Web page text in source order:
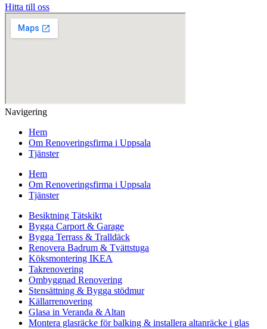
Hitta till oss
Navigering
Hem
Om Renoveringsfirma i Uppsala
Tjänster
Hem
Om Renoveringsfirma i Uppsala
Tjänster
Besiktning Tätskikt
Bygga Carport & Garage
Bygga Terrass & Tralldäck
Renovera Badrum & Tvättstuga
Köksmontering IKEA
Takrenovering
Ombyggnad Renovering
Stensättning & Bygga stödmur
Källarrenovering
Glasa in Veranda & Altan
Montera glasräcke för balking & installera altanräcke i glas